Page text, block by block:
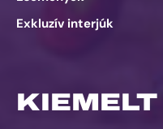
Exkluzív interjúk